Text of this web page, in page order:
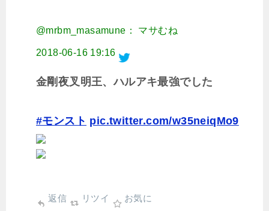
@mrbm_masamune： マサむね
2018-06-16 19:16
金剛夜叉明王、ハルアキ最強でした
#モンスト pic.twitter.com/w35neiqMo9
返信 リツイ お気に